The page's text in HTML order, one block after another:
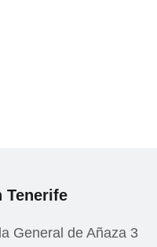
Tenerife
General de Añaza 3